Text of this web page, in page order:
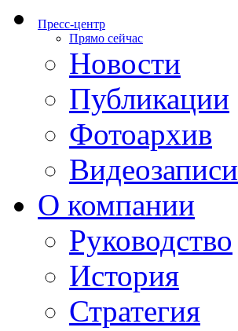
Пресс-центр
Прямо сейчас
Новости
Публикации
Фотоархив
Видеозаписи
О компании
Руководство
История
Стратегия